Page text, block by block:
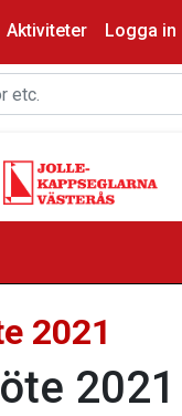
Aktiviteter Logga in
2021
2021